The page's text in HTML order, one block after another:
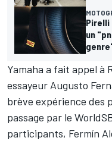
un
Yamaha a fait appel à
essayeur Augusto
brève expérience des
passage par le
participants, Fermín